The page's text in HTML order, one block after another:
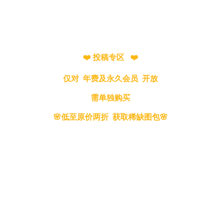
❤️ 投稿专区 ❤️
仅对 年费及永久会员 开放
需单独购买
🌸低至原价两折 获取稀缺图包🌸